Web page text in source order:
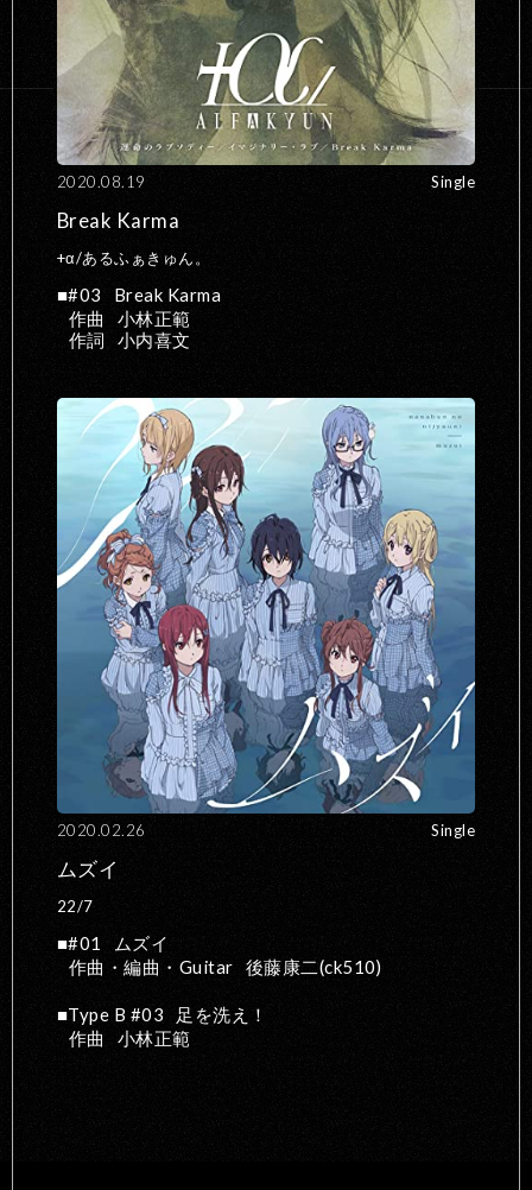
2020.08.19 Single
Break Karma
+α/あるふぁきゅん。
#03
Break Karma
作曲
小林正範
作詞
小内喜文
2020.02.26 Single
ムズイ
22/7
#01
ムズイ
作曲・編曲・Guitar
後藤康二(ck510)
Type B #03
足を洗え！
作曲
小林正範